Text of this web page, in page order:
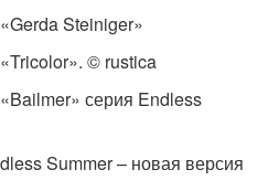
Steiniger»
© rustica
серия Endless
Summer – новая версия